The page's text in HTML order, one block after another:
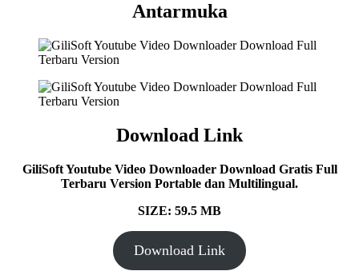
Antarmuka
Download Link
GiliSoft Youtube Video Downloader Download Gratis Full
Terbaru Version Portable dan Multilingual.
SIZE: 59.5 MB
Download Link